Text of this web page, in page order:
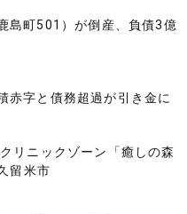
島町501）が倒産、負債3億
赤字と債務超過が引き金に
リニックゾーン「癒しの森
留米市